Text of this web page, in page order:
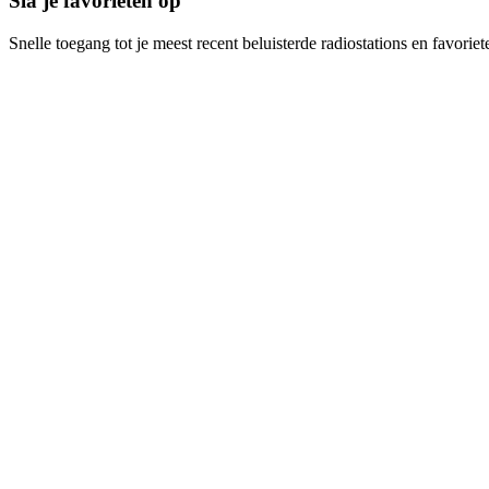
Snelle toegang tot je meest recent beluisterde radiostations en